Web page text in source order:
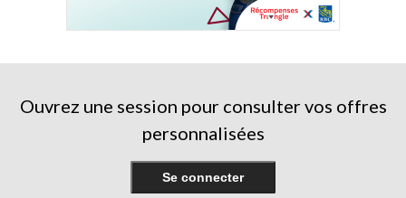
Ouvrez une session pour consulter vos offres
personnalisées
Se connecter